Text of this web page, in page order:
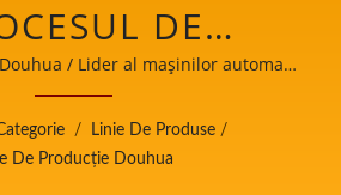
DE
A DOUHUA,
PROCESARE
PROCESUL
/ Lider al mașinilor automate
ului și laptelui de soia cu o prioritate
siguranța alimentelor.
/ Linie De Produse /
De Producție Douhua